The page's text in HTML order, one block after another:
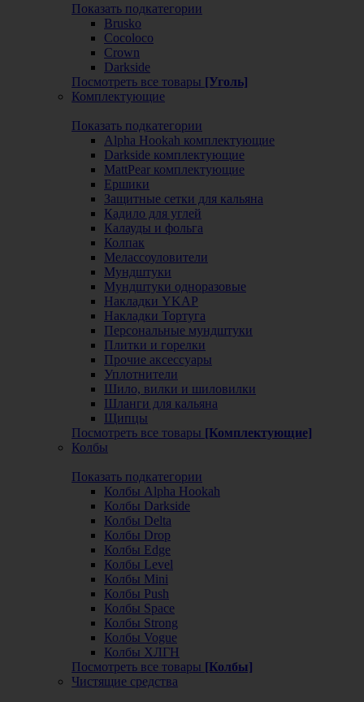
Показать подкатегории
Brusko
Cocoloco
Crown
Darkside
Посмотреть все товары [Уголь]
Комплектующие
Показать подкатегории
Alpha Hookah комплектующие
Darkside комплектующие
MattPear комплектующие
Ершики
Защитные сетки для кальяна
Кадило для углей
Калауды и фольга
Колпак
Мелассоуловители
Мундштуки
Мундштуки одноразовые
Накладки YKAP
Накладки Тортуга
Персональные мундштуки
Плитки и горелки
Прочие аксессуары
Уплотнители
Шило, вилки и шиловилки
Шланги для кальяна
Щипцы
Посмотреть все товары [Комплектующие]
Колбы
Показать подкатегории
Колбы Alpha Hookah
Колбы Darkside
Колбы Delta
Колбы Drop
Колбы Edge
Колбы Level
Колбы Mini
Колбы Push
Колбы Space
Колбы Strong
Колбы Vogue
Колбы ХЛГН
Посмотреть все товары [Колбы]
Чистящие средства